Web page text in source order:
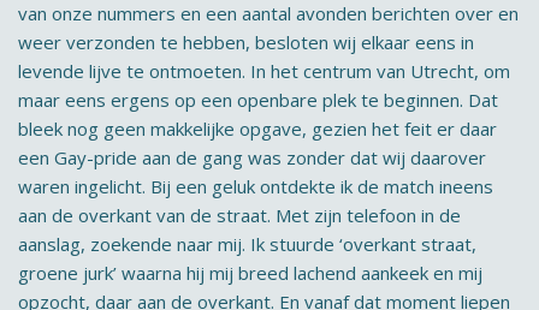
van onze nummers en een aantal avonden berichten over en
weer verzonden te hebben, besloten wij elkaar eens in
levende lijve te ontmoeten. In het centrum van Utrecht, om
maar eens ergens op een openbare plek te beginnen. Dat
bleek nog geen makkelijke opgave, gezien het feit er daar
een Gay-pride aan de gang was zonder dat wij daarover
waren ingelicht. Bij een geluk ontdekte ik de match ineens
aan de overkant van de straat. Met zijn telefoon in de
aanslag, zoekende naar mij. Ik stuurde ‘overkant straat,
groene jurk’ waarna hij mij breed lachend aankeek en mij
opzocht, daar aan de overkant. En vanaf dat moment liepen